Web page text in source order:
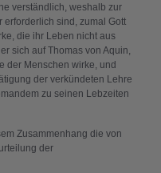
verständlich, weshalb zur
sind, zumal Gott
die ihr Leben nicht aus
sich auf Thomas von Aquin,
der Menschen wirke, und
der verkündeten Lehre
zu seinen Lebzeiten
Zusammenhang die von
der